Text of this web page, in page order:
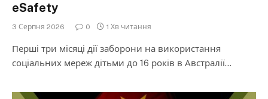
eSafety
3 Серпня 2026 0 1 Хв читання
Перші три місяці дії заборони на використання
соціальних мереж дітьми до 16 років в Австралії…